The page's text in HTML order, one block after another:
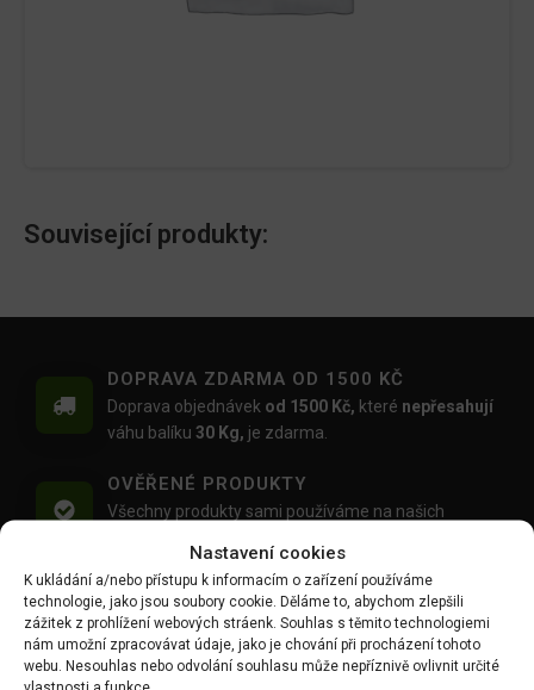
Nastavení cookies
K ukládání a/nebo přístupu k informacím o zařízení používáme
technologie, jako jsou soubory cookie. Děláme to, abychom zlepšili
zážitek z prohlížení webových stráenk. Souhlas s těmito technologiemi
nám umožní zpracovávat údaje, jako je chování při procházení tohoto
webu. Nesouhlas nebo odvolání souhlasu může nepříznivě ovlivnit určité
vlastnosti a funkce.
Související produkty:
DOPRAVA ZDARMA OD 1500 KČ
Doprava objednávek od 1500 Kč, které nepřesahují
váhu balíku 30 Kg, je zdarma.
OVĚŘENÉ PRODUKTY
Všechny produkty sami používáme na našich
MOŽNOST OSOBNÍHO ODBĚRU
Objednávku si můžete i vyzvednout zdarma na
výdejním místě Mlýnská 59, Ruda, 27101